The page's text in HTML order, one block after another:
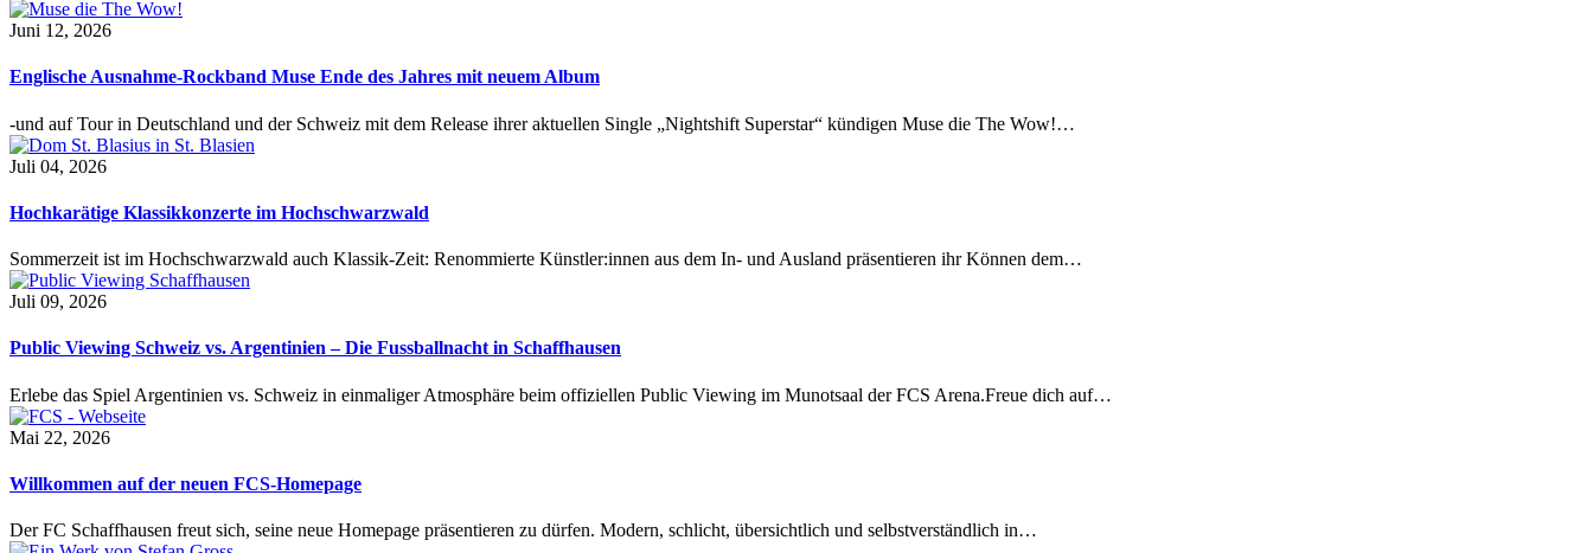
Juni 12, 2026
Englische Ausnahme-Rockband Muse Ende des Jahres mit neuem Album
-und auf Tour in Deutschland und der Schweiz mit dem Release ihrer aktuellen Single „Nightshift Superstar“ kündigen Muse die The Wow!…
Juli 04, 2026
Hochkarätige Klassikkonzerte im Hochschwarzwald
Sommerzeit ist im Hochschwarzwald auch Klassik-Zeit: Renommierte Künstler:innen aus dem In- und Ausland präsentieren ihr Können dem…
Juli 09, 2026
Public Viewing Schweiz vs. Argentinien – Die Fussballnacht in Schaffhausen
Erlebe das Spiel Argentinien vs. Schweiz in einmaliger Atmosphäre beim offiziellen Public Viewing im Munotsaal der FCS Arena.Freue dich auf…
Mai 22, 2026
Willkommen auf der neuen FCS-Homepage
Der FC Schaffhausen freut sich, seine neue Homepage präsentieren zu dürfen. Modern, schlicht, übersichtlich und selbstverständlich in…